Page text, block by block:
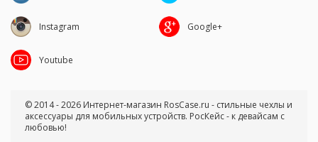
Instagram Google+
Youtube
© 2014 - 2026 Интернет-магазин RosCase.ru - стильные чехлы и
аксессуары для мобильных устройств. РосКейс - к девайсам с
любовью!